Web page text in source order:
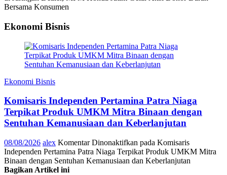
Bersama Konsumen
Ekonomi Bisnis
Ekonomi Bisnis
Komisaris Independen Pertamina Patra Niaga
Terpikat Produk UMKM Mitra Binaan dengan
Sentuhan Kemanusiaan dan Keberlanjutan
08/08/2026 alex Komentar Dinonaktifkan pada Komisaris
Independen Pertamina Patra Niaga Terpikat Produk UMKM Mitra
Binaan dengan Sentuhan Kemanusiaan dan Keberlanjutan
Bagikan Artikel ini